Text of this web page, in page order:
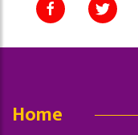
Home